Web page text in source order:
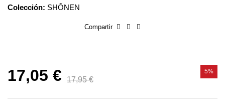
Colección: SHÔNEN
Compartir
17,05 € 17,95 €
5%